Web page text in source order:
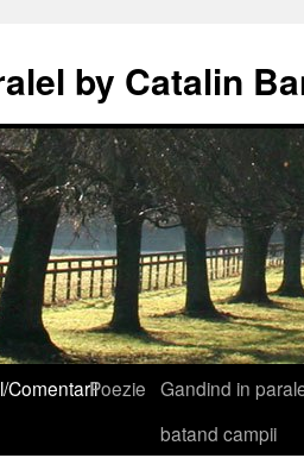
by Catalin
ComentariiPoezie Gandind in
batand campii